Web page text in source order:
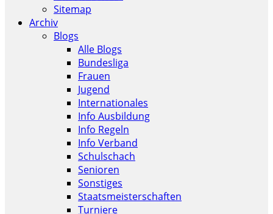
Sitemap
Archiv
Blogs
Alle Blogs
Bundesliga
Frauen
Jugend
Internationales
Info Ausbildung
Info Regeln
Info Verband
Schulschach
Senioren
Sonstiges
Staatsmeisterschaften
Turniere